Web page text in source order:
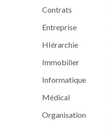
Contrats
Entreprise
HIérarchie
Immobilier
Informatique
Médical
Organisation